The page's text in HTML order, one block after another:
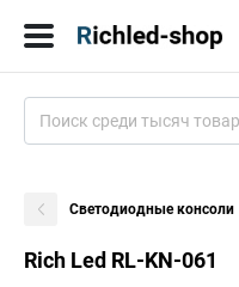
Светодиодные консоли
Rich Led RL-KN-061